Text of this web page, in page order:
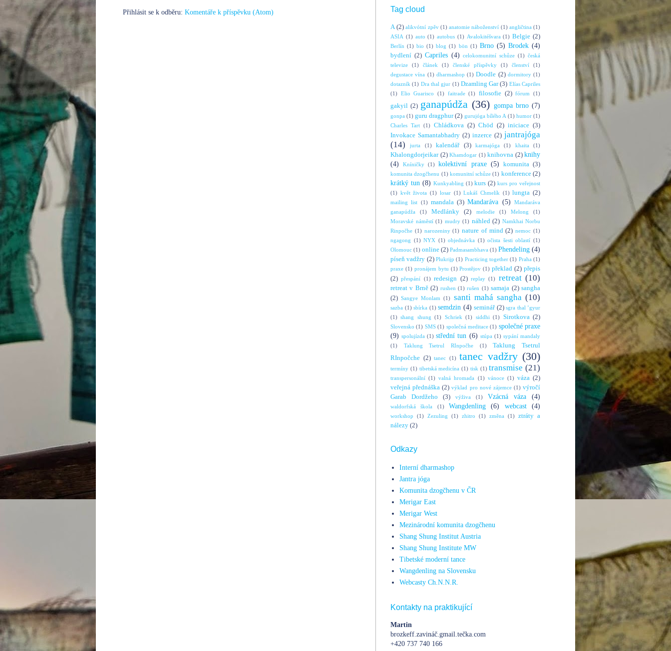
Přihlásit se k odběru: Komentáře k příspěvku (Atom) Tag cloud
A (2) alikvótní zpěv (1) anatomie náboženství (1) angličtina (1)
ASIA (1) auto (1) autobus (1) Avalokitéšvara (1) Belgie (2)
Berlín (1) bio (1) blog (1) bön (1) Brno (5) Brodek (4)
bydlení (2) Capriles (4) celokomunitní schůze (1) česká
televize
(1) článek (1) členské příspěvky (1) členství
(1)
degustace vína (1) dharmashop (1) Doodle (2) dormitory (1)
dotazník (1) Dra thal gjur (1) Dzamling Gar (3) Elías Capriles
(1) Elio Guarisco (1) faitrade (1) filosofie (2) fórum (1)
gakyil (2) ganapúdža (36) gompa brno (7)
gonpa (1) guru dragphur (2) gurujóga bílého A (1) humor (1)
Charles Tart (1) Chládkova (2) Chöd (2) iniciace (3)
Invokace Samantabhadry (2) inzerce (2) jantrajóga
(14)
jurta (1) kalendář (3) karmajóga (1) khaita (1)
Khalongdorjeikar (2) Khamdogar (1) knihovna (2) knihy
(4)
Kníničky (1) kolektivní praxe (5) komunita (3)
komunita dzogčhenu (1) komunitní schůze (1) konference (2)
krátký tun (8) Kunkyabling (1) kurs (2) kurs pro veřejnost
(1) květ života (1) losar (1) Lukáš Chmelík (1) lungta (2)
mailing list (1) mandala (3) Mandaráva (5)
Mandaráva
ganapúdža
(1) Medlánky (2) melodie (1) Melong
(1)
Moravské náměstí (1) mudry (1) náhled (2) Namkhai Norbu
Rinpočhe (1) narozeniny (1) nature of mind (2) nemoc (1)
ngagong (1) NYX (1) objednávka (1) očista šesti oblastí (1)
Olomouc (1) online (2) Padmasambhava (1) Phendeling (4)
píseň vadžry (2) Plukrijp (1) Practicing together (1) Praha (1)
praxe (1) pronájem bytu (1) Prostějov (1) překlad (2) přepis
(2) přespání (1) redesign (2) replay (1) retreat (10)
retreat v Brně (2) rushen (1) rušen (1) samaja (2) sangha
(2) Sangye Monlam (1) santi mahá sangha (10)
sazba (1) sbírka (1) semdzin (4) seminář (2) sgra thal ’gyur
(1) shang shung (1) Schriek (1) siddhi (1) Sirotkova (2)
Slovensko (1) SMS (1) společná meditace (1) společné praxe
(9) spolujízda (1) střední tun (6) stúpa (1) sypání mandaly
(1)
Taklung Tsetrul RInpočhe (1)
Taklung Tsetrul
RInpočche (2) tanec (1) tanec vadžry (30)
termíny (1) tibetská medicína (1) tisk (1) transmise (21)
transpersonální (1) valná hromada (1) vánoce (1) váza (2)
veřejná přednáška (2) výklad pro nové zájemce (1) výročí
Garab Dordžeho
(3) výživa (1) Vzácná váza (4)
waldorfská škola (1) Wangdenling (6) webcast (4)
workshop (1) Zezuling (1) zhitro (1) změna (1) ztráty a
nálezy (2)
Odkazy
Interní dharmashop
Jantra jóga
Komunita dzogčhenu v ČR
Merigar East
Merigar West
Mezinárodní komunita dzogčhenu
Shang Shung Institut Austria
Shang Shung Institute MW
Tibetské moderní tance
Wangdenling na Slovensku
Webcasty Ch.N.N.R.
Kontakty na praktikující
Martin
brozkeff.zavináč.gmail.tečka.com
+420 737 740 166